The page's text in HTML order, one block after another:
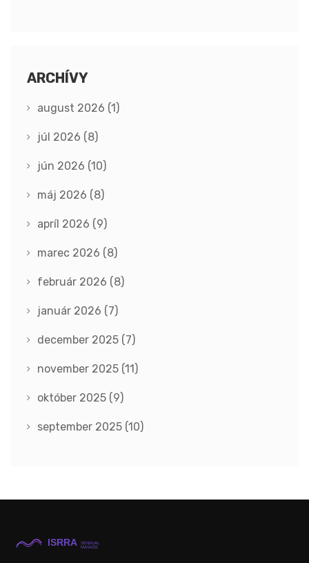
ARCHÍVY
august 2026 (1)
júl 2026 (8)
jún 2026 (10)
máj 2026 (8)
apríl 2026 (9)
marec 2026 (8)
február 2026 (8)
január 2026 (7)
december 2025 (7)
november 2025 (11)
október 2025 (9)
september 2025 (10)